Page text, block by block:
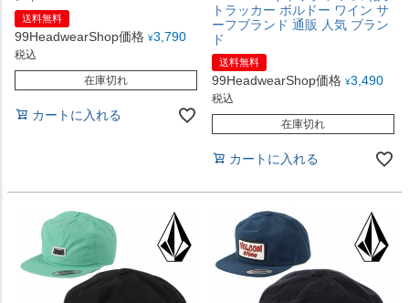
送料無料
99HeadwearShop価格 ¥3,790
税込
在庫切れ
カートに入れる
トラッカー ボルドー ワイン サ
ーフブランド 通販 人気 ブラン
ド
送料無料
99HeadwearShop価格 ¥3,490
税込
在庫切れ
カートに入れる